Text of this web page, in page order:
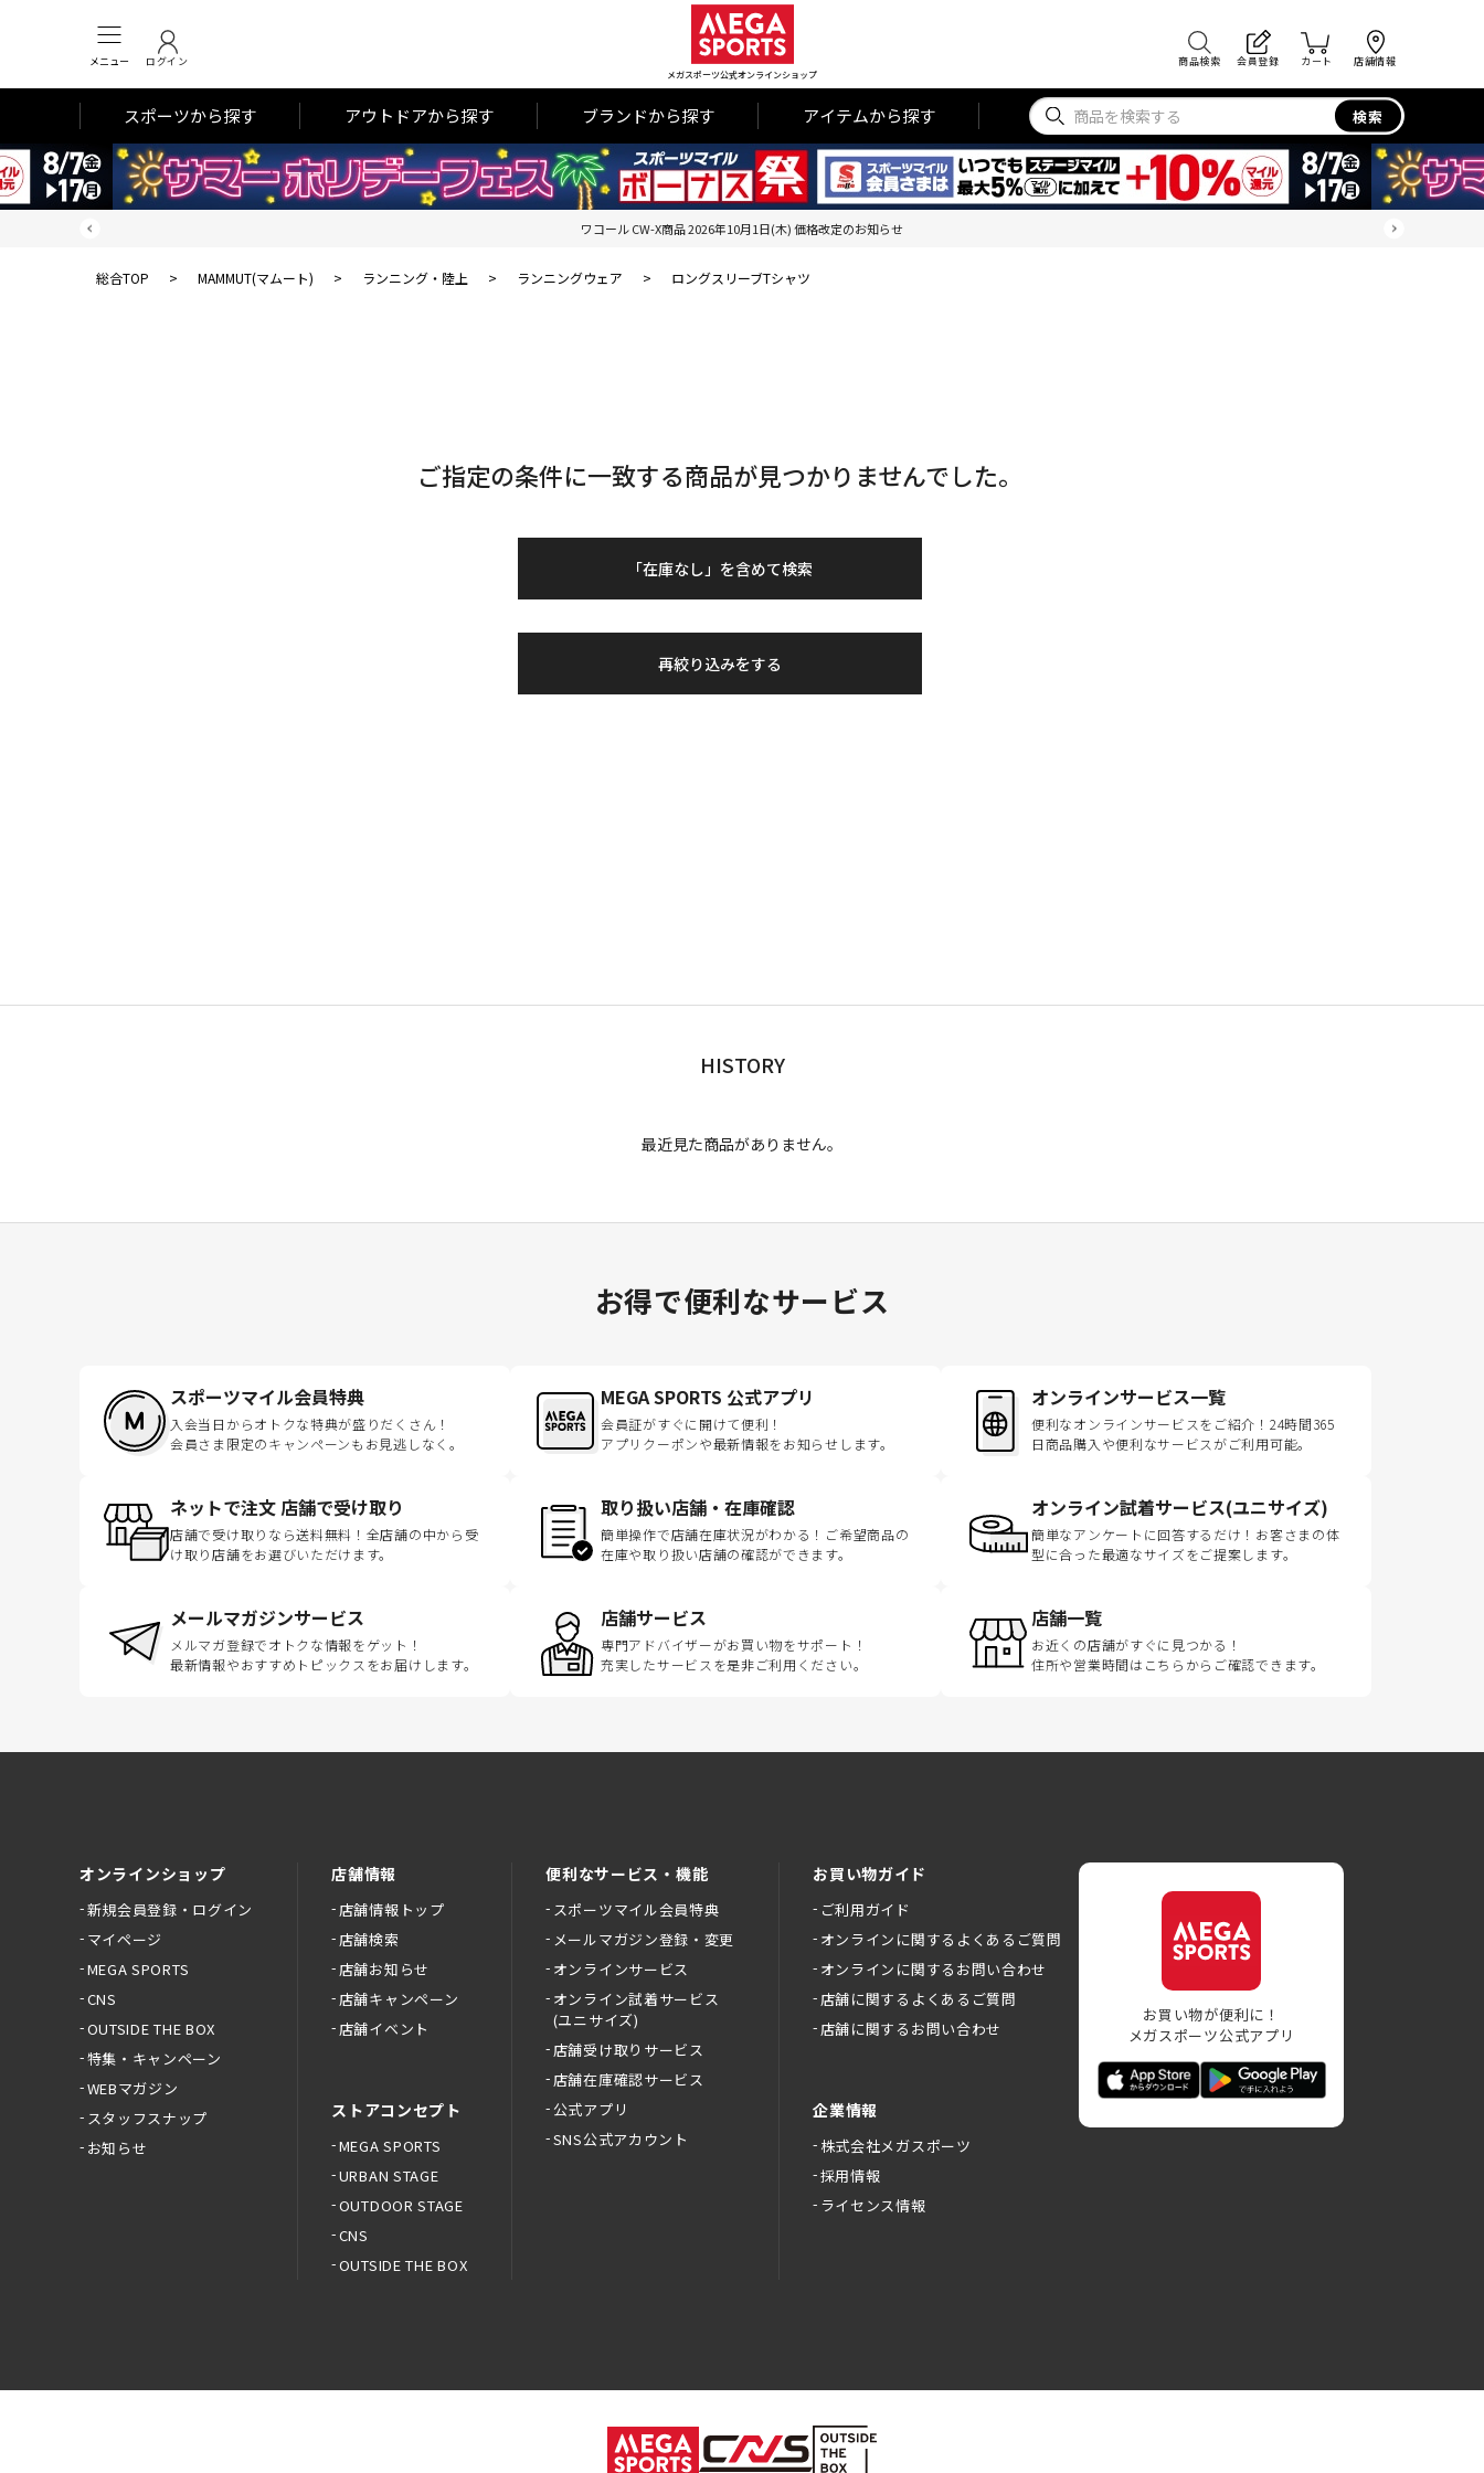
メニュー ログイン
メガスポーツ公式オンラインショップ
商品検索 会員登録 カート 店舗情報
スポーツから探す アウトドアから探す ブランドから探す アイテムから探す 検索
ワコール CW-X商品 2026年10月1日(木) 価格改定のお知らせ
総合TOP > MAMMUT(マムート) > ランニング・陸上 > ランニングウェア > ロングスリーブTシャツ
ご指定の条件に一致する商品が見つかりませんでした。
「在庫なし」を含めて検索
再絞り込みをする
HISTORY
最近見た商品がありません。
お得で便利なサービス
スポーツマイル会員特典
入会当日からオトクな特典が盛りだくさん！
会員さま限定のキャンペーンもお見逃しなく。
MEGA SPORTS 公式アプリ
会員証がすぐに開けて便利！
アプリクーポンや最新情報をお知らせします。
オンラインサービス一覧
便利なオンラインサービスをご紹介！24時間365
日商品購入や便利なサービスがご利用可能。
ネットで注文 店舗で受け取り
店舗で受け取りなら送料無料！全店舗の中から受
け取り店舗をお選びいただけます。
取り扱い店舗・在庫確認
簡単操作で店舗在庫状況がわかる！ご希望商品の
在庫や取り扱い店舗の確認ができます。
オンライン試着サービス(ユニサイズ)
簡単なアンケートに回答するだけ！お客さまの体
型に合った最適なサイズをご提案します。
メールマガジンサービス
メルマガ登録でオトクな情報をゲット！
最新情報やおすすめトピックスをお届けします。
店舗サービス
専門アドバイザーがお買い物をサポート！
充実したサービスを是非ご利用ください。
店舗一覧
お近くの店舗がすぐに見つかる！
住所や営業時間はこちらからご確認できます。
オンラインショップ
新規会員登録・ログイン
マイページ
MEGA SPORTS
CNS
OUTSIDE THE BOX
特集・キャンペーン
WEBマガジン
スタッフスナップ
お知らせ
店舗情報
店舗情報トップ
店舗検索
店舗お知らせ
店舗キャンペーン
店舗イベント
ストアコンセプト
MEGA SPORTS
URBAN STAGE
OUTDOOR STAGE
CNS
OUTSIDE THE BOX
便利なサービス・機能
スポーツマイル会員特典
メールマガジン登録・変更
オンラインサービス
オンライン試着サービス
(ユニサイズ)
店舗受け取りサービス
店舗在庫確認サービス
公式アプリ
SNS公式アカウント
お買い物ガイド
ご利用ガイド
オンラインに関するよくあるご質問
オンラインに関するお問い合わせ
店舗に関するよくあるご質問
店舗に関するお問い合わせ
企業情報
株式会社メガスポーツ
採用情報
ライセンス情報
お買い物が便利に！
メガスポーツ公式アプリ